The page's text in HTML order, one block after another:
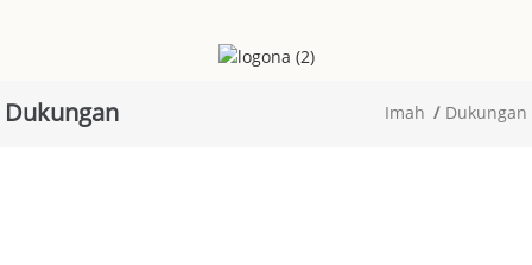
Dukungan Imah Dukungan